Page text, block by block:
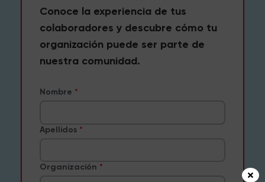
Conoce la experiencia de tus
colaboradores y descubre cómo tu
organización puede ser parte de
nuestra comunidad.
Nombre
Apellidos
Organización